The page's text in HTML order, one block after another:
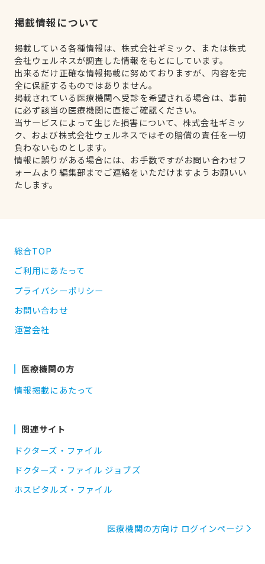
掲載情報について
掲載している各種情報は、株式会社ギミック、または株式
会社ウェルネスが調査した情報をもとにしています。
出来るだけ正確な情報掲載に努めておりますが、内容を完
全に保証するものではありません。
掲載されている医療機関へ受診を希望される場合は、事前
に必ず該当の医療機関に直接ご確認ください。
当サービスによって生じた損害について、株式会社ギミッ
ク、および株式会社ウェルネスではその賠償の責任を一切
負わないものとします。
情報に誤りがある場合には、お手数ですがお問い合わせフ
ォームより編集部までご連絡をいただけますようお願いい
たします。
総合TOP
ご利用にあたって
プライバシーポリシー
お問い合わせ
運営会社
医療機関の方
情報掲載にあたって
関連サイト
ドクターズ・ファイル
ドクターズ・ファイル ジョブズ
ホスピタルズ・ファイル
医療機関の方向け ログインページ